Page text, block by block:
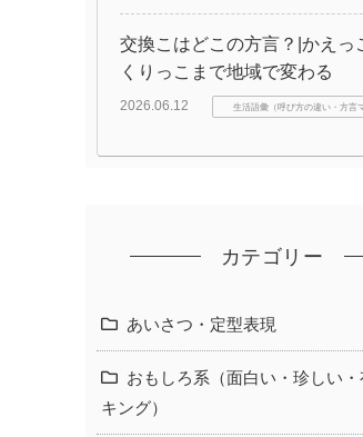
交換こはどこの方言？|かえっ
くりっこまで地域で変わる
2026.06.12 生活語彙（呼び方の違い・方言
カテゴリー
あいさつ・定型表現
おもしろ系（面白い・珍しい
キング）